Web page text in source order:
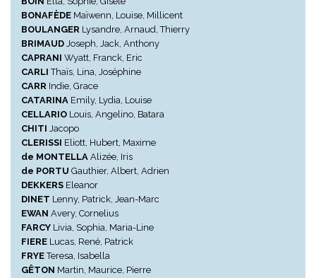
BONAFÈDE Maïwenn, Louise, Millicent
BOULANGER Lysandre, Arnaud, Thierry
BRIMAUD Joseph, Jack, Anthony
CAPRANI Wyatt, Franck, Eric
CARLI Thaïs, Lina, Joséphine
CARR Indie, Grace
CATARINA Emily, Lydia, Louise
CELLARIO Louis, Angelino, Batara
CHITI Jacopo
CLERISSI Eliott, Hubert, Maxime
de MONTELLA Alizée, Iris
de PORTU Gauthier, Albert, Adrien
DEKKERS Eleanor
DINET Lenny, Patrick, Jean-Marc
EWAN Avery, Cornelius
FARCY Livia, Sophia, Maria-Line
FIERE Lucas, René, Patrick
FRYETeresa, Isabella
GÊTON Martin, Maurice, Pierre